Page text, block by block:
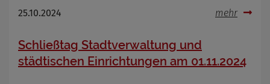
25.10.2024 mehr
Schließtag Stadtverwaltung und
städtischen Einrichtungen am 01.11.2024